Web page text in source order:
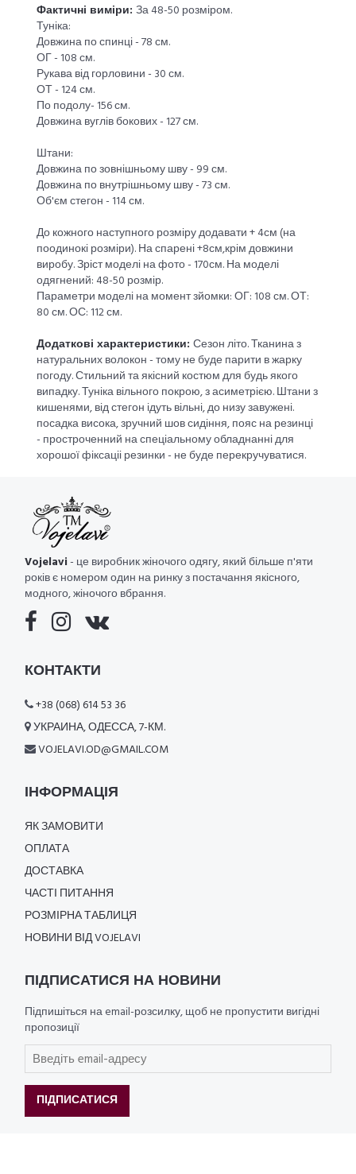
Фактичні виміри:За 48-50 розміром.
Туніка:
Довжина по спинці - 78 см.
ОГ - 108 см.
Рукава від горловини - 30 см.
ОТ - 124 см.
По подолу- 156 см.
Довжина вуглів бокових - 127 см.
Штани:
Довжина по зовнішньому шву - 99 см.
Довжина по внутрішньому шву - 73 см.
Об'єм стегон - 114 см.
До кожного наступного розміру додавати + 4см (на
поодинокі розміри). На спарені +8см,крім довжини
виробу. Зріст моделі на фото - 170см. На моделі
одягнений: 48-50 розмір.
Параметри моделі на момент зйомки: ОГ: 108 см. ОТ:
80 см. ОС: 112 см.
Додаткові характеристики:Сезон літо. Тканина з
натуральних волокон - тому не буде парити в жарку
погоду. Стильний та якісний костюм для будь якого
випадку. Туніка вільного покрою, з асиметрією. Штани з
кишенями, від стегон ідуть вільні, до низу завужені.
посадка висока, зручний шов сидіння, пояс на резинці
- простроченний на спеціальному обладнанні для
хорошої фіксаціі резинки - не буде перекручуватися.
Vojelavi- це виробник жіночого одягу, який більше п'яти
років є номером один на ринку з постачання якісного,
модного, жіночого вбрання.
КОНТАКТИ
+38 (068) 614 53 36
УКРАИНА, ОДЕССА, 7-КМ.
VOJELAVI.OD@GMAIL.COM
ІНФОРМАЦІЯ
ЯК ЗАМОВИТИ
ОПЛАТА
ДОСТАВКА
ЧАСТІ ПИТАННЯ
РОЗМІРНА ТАБЛИЦЯ
НОВИНИ ВІД VOJELAVI
ПІДПИСАТИСЯ НА НОВИНИ
Підпишіться на email-розсилку, щоб не пропустити вигідні
пропозиції
ПІДПИСАТИСЯ